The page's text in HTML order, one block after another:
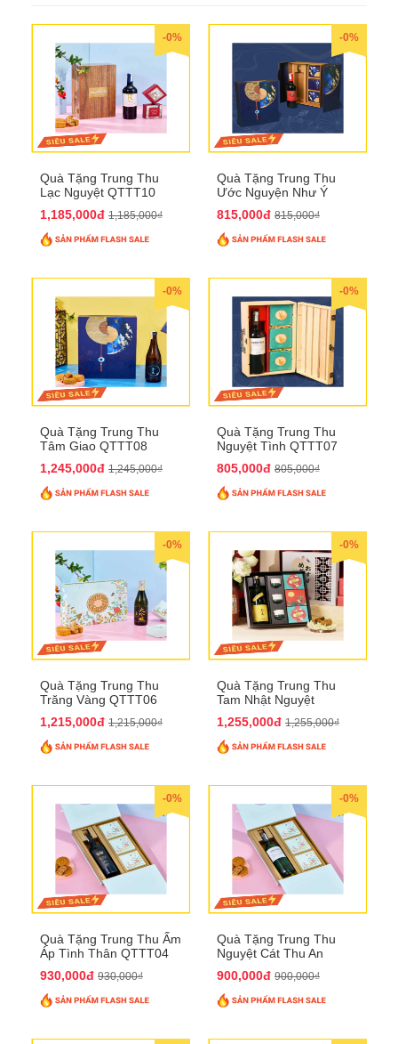
-0%
Quà Tặng Trung Thu
Lạc Nguyệt QTTT10
1,185,000đ 1,185,000₫
-0%
Quà Tặng Trung Thu
Ước Nguyện Như Ý
815,000đ 815,000₫
-0%
Quà Tặng Trung Thu
Tâm Giao QTTT08
1,245,000đ 1,245,000₫
-0%
Quà Tặng Trung Thu
Nguyệt Tình QTTT07
805,000đ 805,000₫
-0%
Quà Tặng Trung Thu
Trăng Vàng QTTT06
1,215,000đ 1,215,000₫
-0%
Quà Tặng Trung Thu
Tam Nhật Nguyệt
1,255,000đ 1,255,000₫
-0%
Quà Tặng Trung Thu Ấm
Áp Tình Thân QTTT04
930,000đ 930,000₫
-0%
Quà Tặng Trung Thu
Nguyệt Cát Thu An
900,000đ 900,000₫